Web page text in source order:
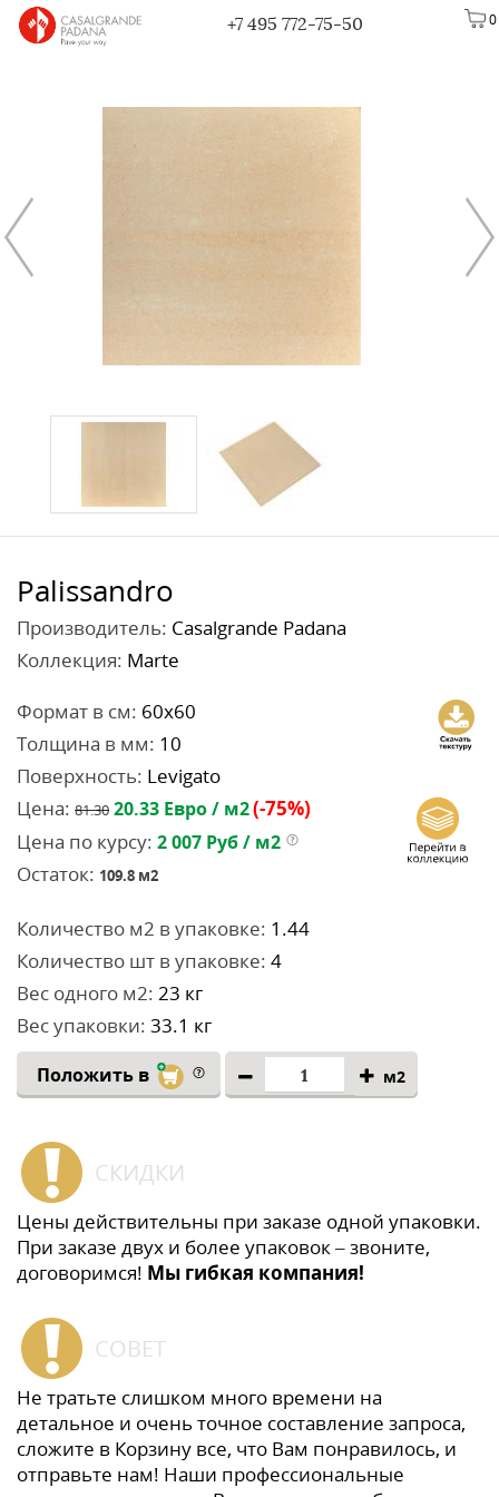
0
+7 495 772-75-50
Palissandro
Производитель: Casalgrande Padana
Коллекция: Marte
Формат в см: 60x60
Толщина в мм: 10
Поверхность: Levigato
Цена: 81.30 20.33 Евро / м2(-75%)
Цена по курсу: 2 007 Руб / м2
Остаток: 109.8 м2
Количество м2 в упаковке: 1.44
Количество шт в упаковке: 4
Вес одного м2: 23 кг
Вес упаковки: 33.1 кг
Положить в м2
СКИДКИ
Цены действительны при заказе одной упаковки.
При заказе двух и более упаковок – звоните,
договоримся! Мы гибкая компания!
СОВЕТ
Не тратьте слишком много времени на
детальное и очень точное составление запроса,
сложите в Корзину все, что Вам понравилось, и
отправьте нам! Наши профессиональные